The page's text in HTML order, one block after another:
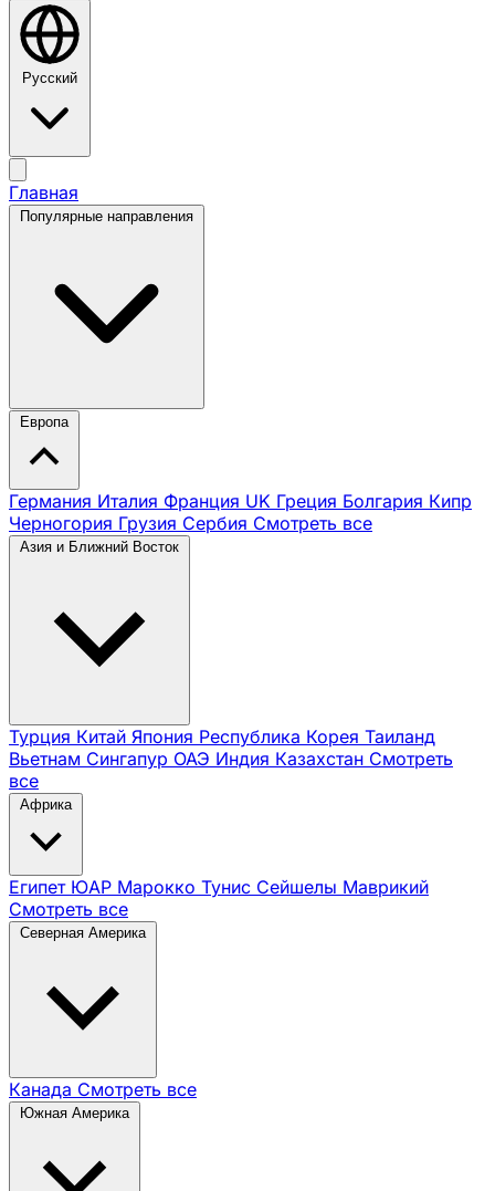
Русский
Главная
Популярные направления
Европа
Германия Италия Франция UK Греция Болгария Кипр
Черногория Грузия Сербия Смотреть все
Азия и Ближний Восток
Турция Китай Япония Республика Корея Таиланд
Вьетнам Сингапур ОАЭ Индия Казахстан Смотреть
все
Африка
Египет ЮАР Марокко Тунис Сейшелы Маврикий
Смотреть все
Северная Америка
Канада Смотреть все
Южная Америка